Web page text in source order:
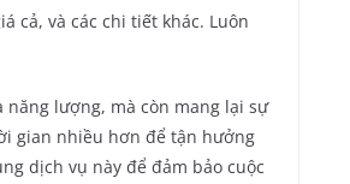
cả, và các chi tiết khác. Luôn
lượng, mà còn mang lại sự
gian nhiều hơn để tận hưởng
dịch vụ này để đảm bảo cuộc